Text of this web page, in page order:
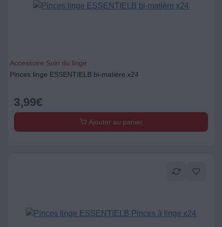
Accessoire Soin du linge
Pinces linge ESSENTIELB bi-matière x24
3,99€
Ajouter au panier